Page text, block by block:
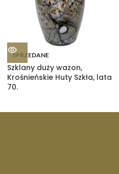
SPRZEDANE
Szklany duży wazon,
Krośnieńskie Huty Szkła, lata
70.